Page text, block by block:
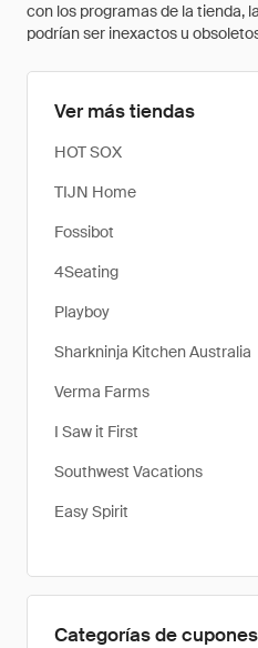
con los programas de la tienda,
podrían ser inexactos u
Ver más tiendas
HOT SOX
TIJN Home
Fossibot
4Seating
Playboy
Sharkninja Kitchen Australia
Verma Farms
I Saw it First
Southwest Vacations
Easy Spirit
Categorías de cupones